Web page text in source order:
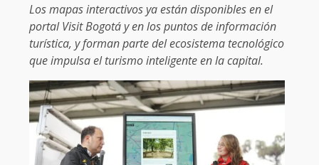
Los mapas interactivos ya están disponibles en el
portal Visit Bogotá y en los puntos de información
turística, y forman parte del ecosistema tecnológico
que impulsa el turismo inteligente en la capital.